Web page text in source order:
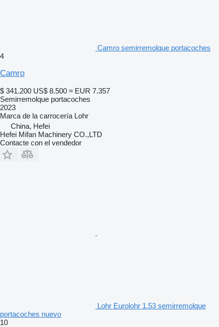
Camro semirremolque portacoches
4
Camro
$ 341.200 US$ 8.500 ≈ EUR 7.357
Semirremolque portacoches
2023
Marca de la carrocería Lohr
China, Hefei
Hefei Mifan Machinery CO.,LTD
Contacte con el vendedor
Lohr Eurolohr 1.53 semirremolque
portacoches nuevo
10